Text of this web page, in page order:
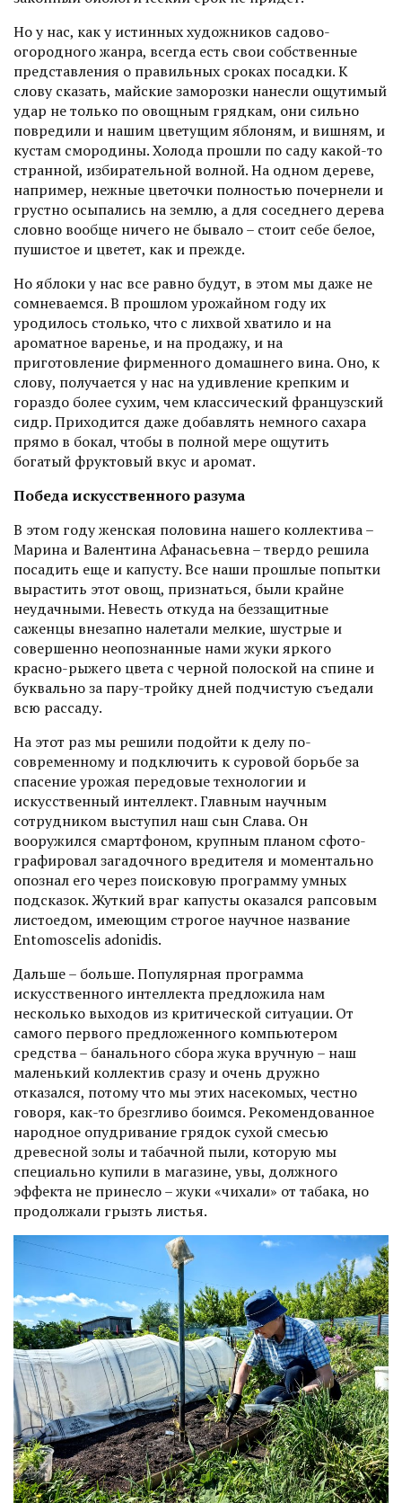
Но у нас, как у истинных художников садово-
огородного жанра, всегда есть свои собственные
представления о правильных сроках посадки. К
слову сказать, майские заморозки нанесли ощутимый
удар не только по овощным грядкам, они сильно
повредили и нашим цветущим яблоням, и вишням, и
кустам смородины. Холода прошли по саду какой-то
странной, избирательной волной. На одном дереве,
например, нежные цветочки полностью почернели и
грустно осыпались на землю, а для соседнего дерева
словно вообще ничего не бывало – стоит себе белое,
пушистое и цветет, как и прежде.
Но яблоки у нас все равно будут, в этом мы даже не
сомневаемся. В прошлом урожайном году их
уродилось столько, что с лихвой хватило и на
ароматное варенье, и на продажу, и на
приготовление фирменного домашнего вина. Оно, к
слову, получается у нас на удивление крепким и
гораздо более сухим, чем классический французский
сидр. Приходится даже добавлять немного сахара
прямо в бокал, чтобы в полной мере ощутить
богатый фруктовый вкус и аромат.
Победа искусственного разума
В этом году женская половина нашего коллектива –
Марина и Валентина Афанасьевна – твердо решила
посадить еще и капусту. Все наши прошлые попытки
вырастить этот овощ, признаться, были крайне
неудачными. Невесть откуда на беззащитные
саженцы внезапно налетали мелкие, шустрые и
совершенно неопознанные нами жуки яркого
красно-рыжего цвета с черной полоской на спине и
буквально за пару-тройку дней подчистую съедали
всю рассаду.
На этот раз мы решили подойти к делу по-
современному и подключить к суровой борьбе за
спасение урожая передовые технологии и
искусственный интеллект. Главным научным
сотрудником выступил наш сын Слава. Он
вооружился смартфоном, крупным планом сфото­
графировал загадочного вредителя и моментально
опознал его через поисковую программу умных
подсказок. Жуткий враг капусты оказался рапсовым
листоедом, имеющим строгое научное название
Entomoscelis adonidis.
Дальше – больше. Популярная программа
искусственного интеллекта предложила нам
несколько выходов из критической ситуации. От
самого первого предложенного компьютером
средства – банального сбора жука вручную – наш
маленький коллектив сразу и очень дружно
отказался, потому что мы этих насекомых, честно
говоря, как-то брезгливо боимся. Рекомендованное
народное опудривание грядок сухой смесью
древесной золы и табачной пыли, которую мы
специально купили в магазине, увы, должного
эффекта не принесло – жуки «чихали» от табака, но
продолжали грызть листья.